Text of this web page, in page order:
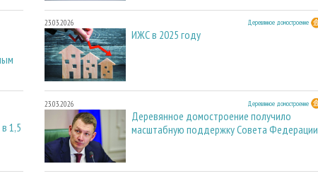
1,5
23.03.2026 Деревянное домостроение
ИЖС в 2025 году
23.03.2026 Деревянное домостроение
Деревянное домостроение получило
масштабную поддержку Совета Федерации